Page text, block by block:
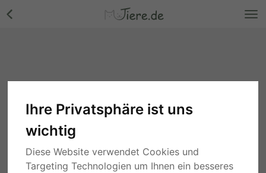
Ihre Privatsphäre ist uns
wichtig
Diese Website verwendet Cookies und
Targeting Technologien um Ihnen ein besseres